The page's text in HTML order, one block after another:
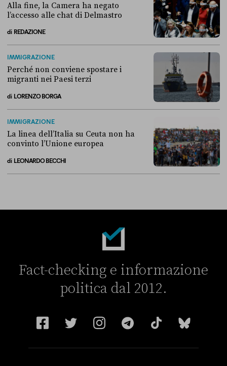
Alla fine, la Camera ha negato
l’accesso alle chat di Delmastro
di REDAZIONE
IMMIGRAZIONE
Perché non conviene spostare i
migranti nei Paesi terzi
di LORENZO BORGA
IMMIGRAZIONE
La linea dell’Italia su Ceuta non ha
convinto l’Unione europea
di LEONARDO BECCHI
Fact-checking e informazione
politica dal 2012.